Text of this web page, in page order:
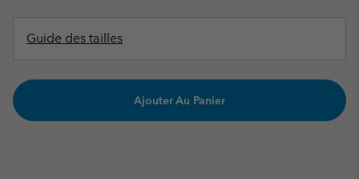
Guide des tailles
Ajouter Au Panier